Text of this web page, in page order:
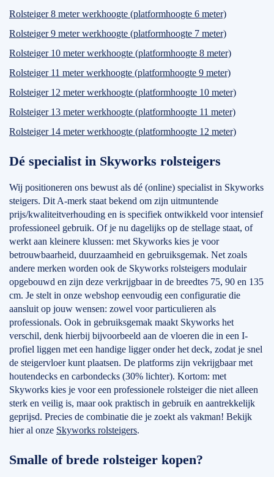
Rolsteiger 8 meter werkhoogte (platformhoogte 6 meter)
Rolsteiger 9 meter werkhoogte (platformhoogte 7 meter)
Rolsteiger 10 meter werkhoogte (platformhoogte 8 meter)
Rolsteiger 11 meter werkhoogte (platformhoogte 9 meter)
Rolsteiger 12 meter werkhoogte (platformhoogte 10 meter)
Rolsteiger 13 meter werkhoogte (platformhoogte 11 meter)
Rolsteiger 14 meter werkhoogte (platformhoogte 12 meter)
Dé specialist in Skyworks rolsteigers
Wij positioneren ons bewust als dé (online) specialist in Skyworks
steigers. Dit A-merk staat bekend om zijn uitmuntende
prijs/kwaliteitverhouding en is specifiek ontwikkeld voor intensief
professioneel gebruik. Of je nu dagelijks op de stellage staat, of
werkt aan kleinere klussen: met Skyworks kies je voor
betrouwbaarheid, duurzaamheid en gebruiksgemak. Net zoals
andere merken worden ook de Skyworks rolsteigers modulair
opgebouwd en zijn deze verkrijgbaar in de breedtes 75, 90 en 135
cm. Je stelt in onze webshop eenvoudig een configuratie die
aansluit op jouw wensen: zowel voor particulieren als
professionals. Ook in gebruiksgemak maakt Skyworks het
verschil, denk hierbij bijvoorbeeld aan de vloeren die in een I-
profiel liggen met een handige ligger onder het deck, zodat je snel
de steigervloer kunt plaatsen. De platforms zijn vekrijgbaar met
houtendecks en carbondecks (30% lichter). Kortom: met
Skyworks kies je voor een professionele rolsteiger die niet alleen
sterk en veilig is, maar ook praktisch in gebruik en aantrekkelijk
geprijsd. Precies de combinatie die je zoekt als vakman! Bekijk
hier al onze Skyworks rolsteigers.
Smalle of brede rolsteiger kopen?